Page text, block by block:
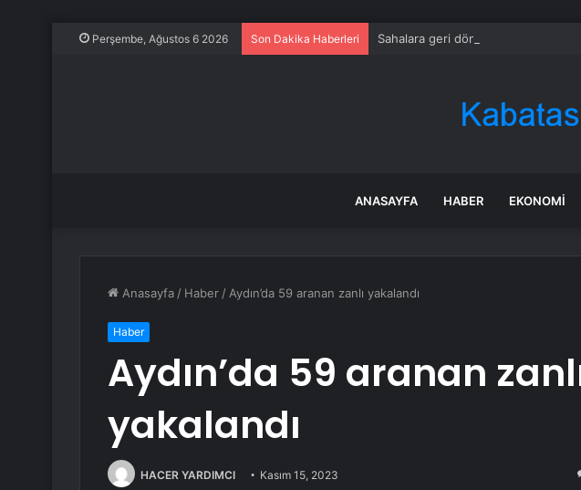
Perşembe, Ağustos 6 2026 Son Dakika Haberleri Sahalara geri dönüyor: Meral
ANASAYFA HABER EKONOMI
Anasayfa / Haber / Aydın’da 59 aranan zanlı yakalandı
Haber
Aydın’da 59 aranan
yakalandı
HACER YARDIMCI Kasım 15, 2023